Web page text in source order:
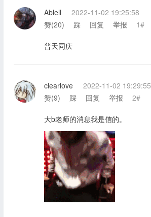
Ablell
2022-11-02 19:25:58
赞(20) 踩 回复 举报 1#
普天同庆
clearlove
2022-11-02 19:29:55
赞(9) 踩 回复 举报 2#
大b老师的消息我是信的。